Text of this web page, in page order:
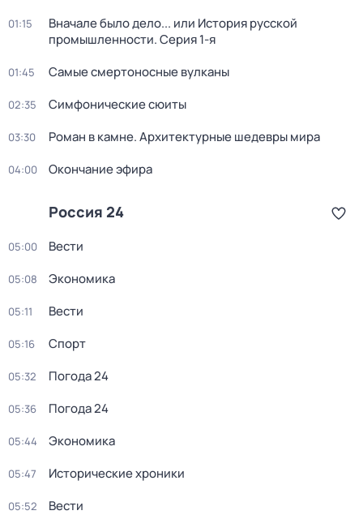
01:15
Вначале было дело... или История русской
промышленности. Серия 1-я
01:45 Самые смертоносные вулканы
02:35 Симфонические сюиты
03:30 Роман в камне. Архитектурные шедевры мира
04:00 Окончание эфира
Россия 24
05:00 Вести
05:08 Экономика
05:11 Вести
05:16 Спорт
05:32 Погода 24
05:36 Погода 24
05:44 Экономика
05:47 Исторические хроники
05:52 Вести